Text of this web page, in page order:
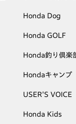
Honda Dog
Honda GOLF
Honda釣り倶楽
Hondaキャンプ
USER'S VOICE
Honda Kids